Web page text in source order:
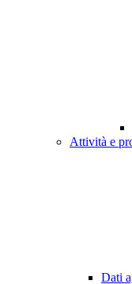
Attività e
Dati